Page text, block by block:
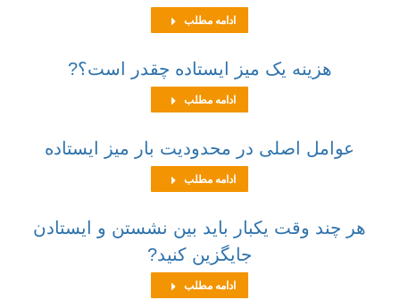
ادامه مطلب
هزینه یک میز ایستاده چقدر است؟?
ادامه مطلب
عوامل اصلی در محدودیت بار میز ایستاده
ادامه مطلب
هر چند وقت یکبار باید بین نشستن و ایستادن
جایگزین کنید?
ادامه مطلب